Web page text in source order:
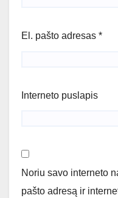
El. pašto adresas *
Interneto puslapis
Noriu savo interneto
pašto adresą ir